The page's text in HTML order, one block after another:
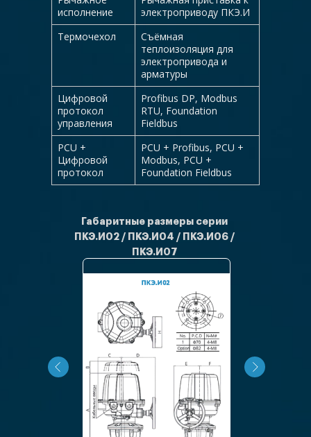
исполнение
электроприводу ПКЭ.И
Термочехол
Съёмная
теплоизоляция для
электропривода и
арматуры
Цифровой
протокол
управления
Profibus DP, Modbus
RTU, Foundation
Fieldbus
PCU +
Цифровой
протокол
PCU + Profibus, PCU +
Modbus, PCU +
Foundation Fieldbus
Габаритные размеры серии
ПКЭ.И02 / ПКЭ.И04 / ПКЭ.И06 /
ПКЭ.И07